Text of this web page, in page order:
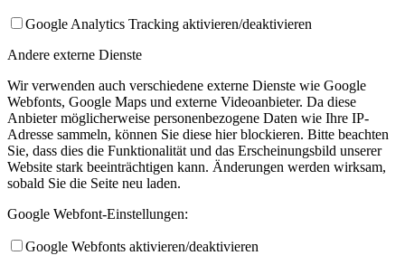
Google Analytics Tracking aktivieren/deaktivieren
Andere externe Dienste
Wir verwenden auch verschiedene externe Dienste wie Google
Webfonts, Google Maps und externe Videoanbieter. Da diese
Anbieter möglicherweise personenbezogene Daten wie Ihre IP-
Adresse sammeln, können Sie diese hier blockieren. Bitte beachten
Sie, dass dies die Funktionalität und das Erscheinungsbild unserer
Website stark beeinträchtigen kann. Änderungen werden wirksam,
sobald Sie die Seite neu laden.
Google Webfont-Einstellungen:
Google Webfonts aktivieren/deaktivieren